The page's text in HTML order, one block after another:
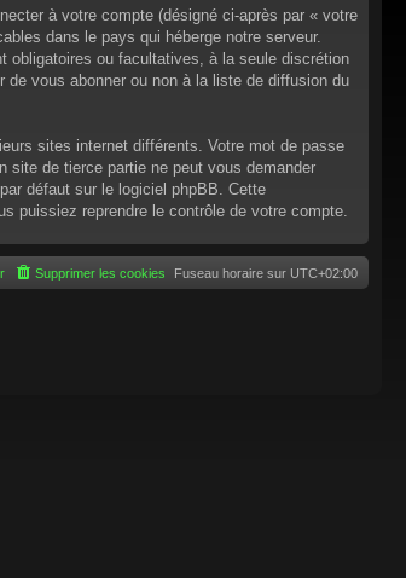
à votre compte (désigné ci-après par « votre
dans le pays qui héberge notre serveur.
obligatoires ou facultatives, à la seule discrétion
vous abonner ou non à la liste de diffusion du
sites internet différents. Votre mot de passe
site de tierce partie ne peut vous demander
défaut sur le logiciel phpBB. Cette
puissiez reprendre le contrôle de votre compte.
Fuseau horaire sur UTC+02:00
Supprimer les cookies